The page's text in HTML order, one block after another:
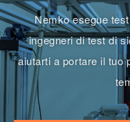
Nemko esegue
ingegneri di test di
aiutarti a portare il tuo